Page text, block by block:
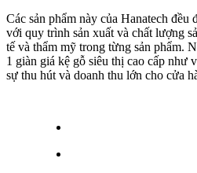
Các sản phẩm này của Hanatech đều
với quy trình sản xuất và chất lượng
tế và thẩm mỹ trong từng sản phẩm.
1 giàn giá kệ gỗ siêu thị cao cấp như
sự thu hút và doanh thu lớn cho cửa